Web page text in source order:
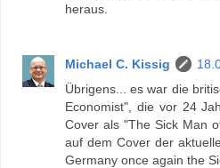
heraus.
Michael C. Kissig
Übrigens... es war die
Economist", die vor 24
Cover als "The Sick Man
auf dem Cover der
Germany once again the